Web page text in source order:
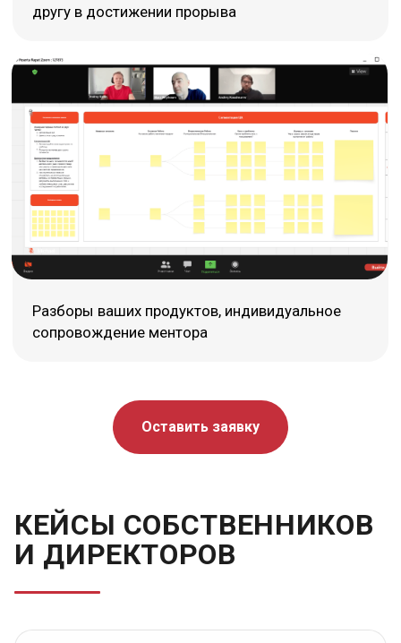
Оставить заявку
КЕЙСЫ СОБСТВЕННИКОВ
И ДИРЕКТОРОВ